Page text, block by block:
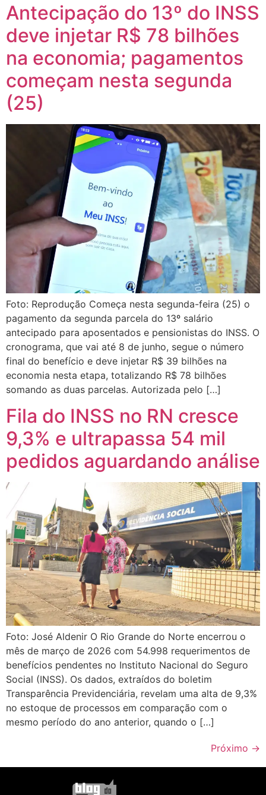
Antecipação do 13º do INSS
deve injetar R$ 78 bilhões
na economia; pagamentos
começam nesta segunda
(25)
Foto: Reprodução Começa nesta segunda-feira (25) o
pagamento da segunda parcela do 13º salário
antecipado para aposentados e pensionistas do INSS. O
cronograma, que vai até 8 de junho, segue o número
final do benefício e deve injetar R$ 39 bilhões na
economia nesta etapa, totalizando R$ 78 bilhões
somando as duas parcelas. Autorizada pelo […]
Fila do INSS no RN cresce
9,3% e ultrapassa 54 mil
pedidos aguardando análise
Foto: José Aldenir O Rio Grande do Norte encerrou o
mês de março de 2026 com 54.998 requerimentos de
benefícios pendentes no Instituto Nacional do Seguro
Social (INSS). Os dados, extraídos do boletim
Transparência Previdenciária, revelam uma alta de 9,3%
no estoque de processos em comparação com o
mesmo período do ano anterior, quando o […]
Próximo →